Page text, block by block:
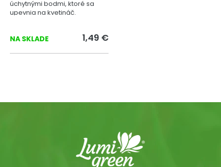
úchytnými bodmi, ktoré sa
upevnia na kvetináč.
NA SKLADE 1,49 €